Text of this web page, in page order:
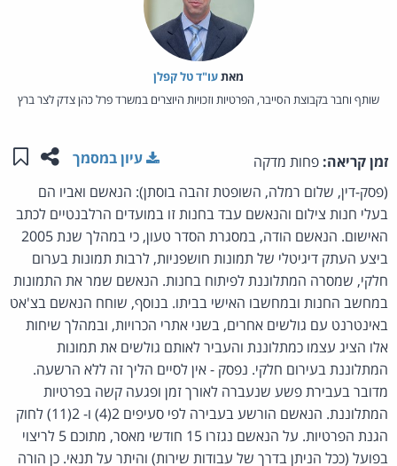
מאת‏עו"ד טל קפלן
שותף וחבר בקבוצת הסייבר, הפרטיות וזכויות היוצרים במשרד פרל כהן צדק לצר ברץ
זמן קריאה: פחות מדקה שתפו
עיון במסמך
(פסק-דין, שלום רמלה, השופטת זהבה בוסתן): הנאשם ואביו הם
בעלי חנות צילום והנאשם עבד בחנות זו במועדים הרלבנטיים לכתב
האישום. הנאשם הודה, במסגרת הסדר טעון, כי במהלך שנת 2005
ביצע העתק דיגיטלי של תמונות חושפניות, לרבות תמונות בערום
חלקי, שמסרה המתלוננת לפיתוח בחנות. הנאשם שמר את התמונות
במחשב החנות ובמחשבו האישי בביתו. בנוסף, שוחח הנאשם בצ'אט
באינטרנט עם גולשים אחרים, בשני אתרי הכרויות, ובמהלך שיחות
אלו הציג עצמו כמתלוננת והעביר לאותם גולשים את תמונות
המתלוננת בעירום חלקי. נפסק - אין לסיים הליך זה ללא הרשעה.
מדובר בעבירת פשע שנעברה לאורך זמן ופגעה קשה בפרטיות
המתלוננת. הנאשם הורשע בעבירה לפי סעיפים 2(4) ו- 2(11) לחוק
הגנת הפרטיות. על הנאשם נגזרו 15 חודשי מאסר, מתוכם 5 לריצוי
בפועל (ככל הניתן בדרך של עבודות שירות) והיתר על תנאי. כן הורה